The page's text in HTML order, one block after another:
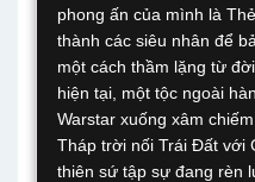
phong ấn của mình là
thành các siêu nhân để
một cách thầm lặng từ
hiện tại, một tộc ngoài
Warstar xuống xâm
Tháp trời nối Trái Đất với
thiên sứ tập sự đang rèn